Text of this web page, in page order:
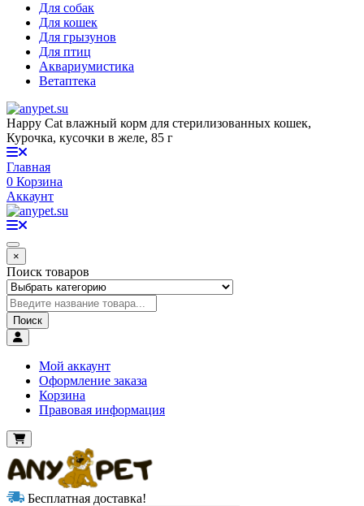
Для собак
Для кошек
Для грызунов
Для птиц
Аквариумистика
Ветаптека
Happy Cat влажный корм для стерилизованных кошек,
Курочка, кусочки в желе, 85 г
Главная
0 Корзина
Аккаунт
×
Поиск товаров
Поиск
Мой аккаунт
Оформление заказа
Корзина
Правовая информация
Бесплатная доставка!